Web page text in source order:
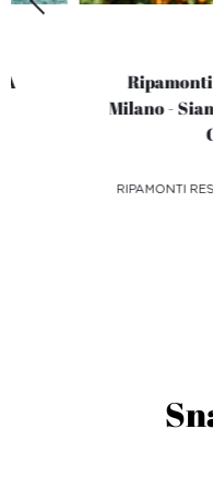
Milano -
RIPAMONTI